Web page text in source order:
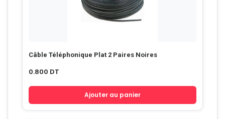
Câble Téléphonique Plat 2 Paires Noires
0.800 DT
Ajouter au panier